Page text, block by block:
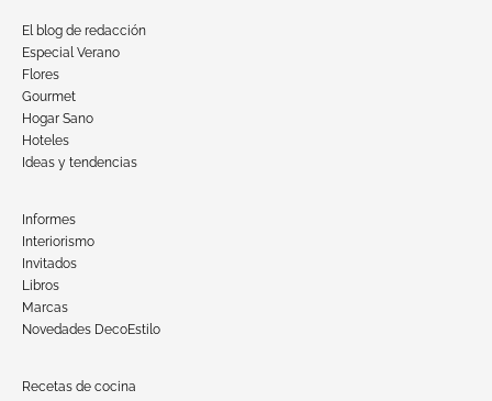
El blog de redacción
Especial Verano
Flores
Gourmet
Hogar Sano
Hoteles
Ideas y tendencias
Informes
Interiorismo
Invitados
Libros
Marcas
Novedades DecoEstilo
Recetas de cocina